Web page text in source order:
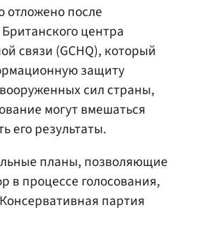
отложено после
центра
связи (GCHQ), который
защиту
сил страны,
могут вмешаться
его результаты.
планы, позволяющие
в процессе голосования,
партия